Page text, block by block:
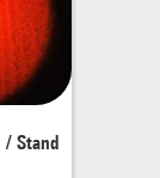
/ Stand